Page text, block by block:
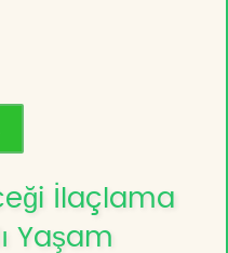
İlaçlama
Yaşam